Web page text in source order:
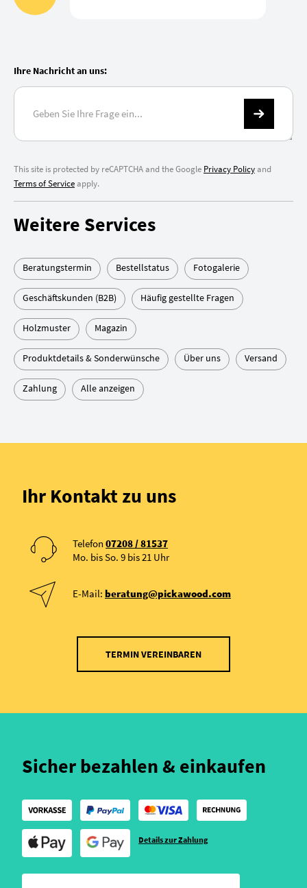
Ihre Nachricht an uns:
This site is protected by reCAPTCHA and the Google Privacy Policyand
Terms of Serviceapply.
Weitere Services
Beratungstermin Bestellstatus Fotogalerie
Geschäftskunden (B2B) Häufig gestellte Fragen
Holzmuster Magazin
Produktdetails & Sonderwünsche Über uns Versand
Zahlung Alle anzeigen
Ihr Kontakt zu uns
Telefon 07208 / 81537
Mo. bis So. 9 bis 21 Uhr
E-Mail: beratung@pickawood.com
TERMIN VEREINBAREN
Sicher bezahlen & einkaufen
Details zur Zahlung